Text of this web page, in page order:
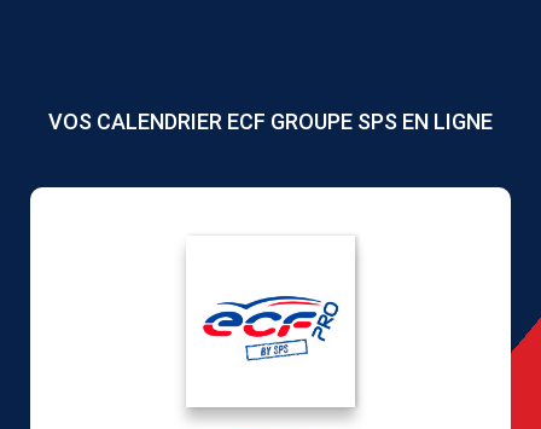
VOS CALENDRIER ECF GROUPE SPS EN LIGNE